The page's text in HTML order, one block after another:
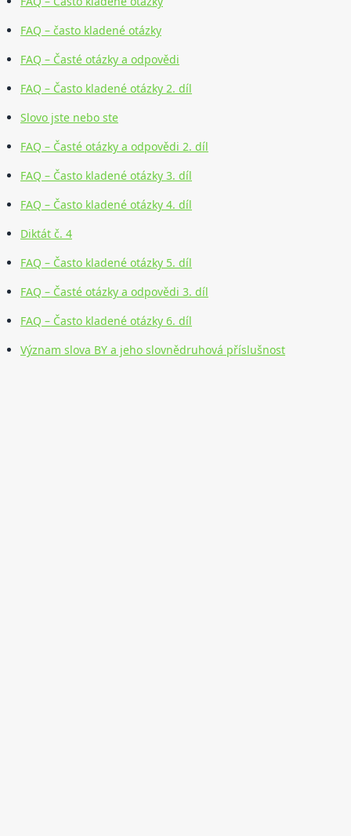
FAQ – často kladené otázky
FAQ – Časté otázky a odpovědi
FAQ – Často kladené otázky 2. díl
Slovo jste nebo ste
FAQ – Časté otázky a odpovědi 2. díl
FAQ – Často kladené otázky 3. díl
FAQ – Často kladené otázky 4. díl
Diktát č. 4
FAQ – Často kladené otázky 5. díl
FAQ – Časté otázky a odpovědi 3. díl
FAQ – Často kladené otázky 6. díl
Význam slova BY a jeho slovnědruhová příslušnost